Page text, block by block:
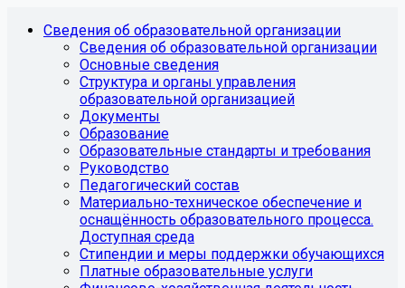
Сведения об образовательной организации
Сведения об образовательной организации
Основные сведения
Структура и органы управления
образовательной организацией
Документы
Образование
Образовательные стандарты и требования
Руководство
Педагогический состав
Материально-техническое обеспечение и
оснащённость образовательного процесса.
Доступная среда
Стипендии и меры поддержки обучающихся
Платные образовательные услуги